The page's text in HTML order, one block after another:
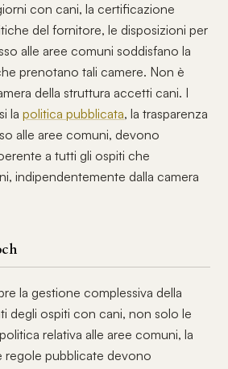
con cani, la certificazione
del fornitore, le disposizioni per
alle aree comuni soddisfano la
prenotano tali camere. Non è
della struttura accetti cani. I
lapolitica pubblicata, la trasparenza
alle aree comuni, devono
a tutti gli ospiti che
indipendentemente dalla camera
la gestione complessiva della
degli ospiti con cani, non solo le
relativa alle aree comuni, la
regole pubblicate devono